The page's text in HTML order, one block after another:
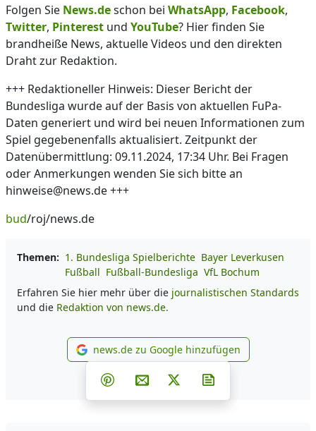
Folgen Sie News.deschon bei WhatsApp, Facebook,
Twitter, Pinterest und YouTube? Hier finden Sie
brandheiße News, aktuelle Videos und den direkten
Draht zur Redaktion.
+++ Redaktioneller Hinweis: Dieser Bericht der
Bundesliga wurde auf der Basis von aktuellen FuPa-
Daten generiert und wird bei neuen Informationen zum
Spiel gegebenenfalls aktualisiert. Zeitpunkt der
Datenübermittlung: 09.11.2024, 17:34 Uhr. Bei Fragen
oder Anmerkungen wenden Sie sich bitte an
hinweise@news.de +++
bud/roj/news.de
Themen: 1. Bundesliga Spielberichte Bayer Leverkusen
Fußball Fußball-Bundesliga VfL Bochum
Erfahren Sie hier mehr über die journalistischen Standards
und die Redaktion von news.de.
news.de zu Google
news.de zu Google hinzufügen
Teilen auf Facebook
Teilen auf Whatsapp
Teilen auf Telegram
Teilen auf Pinterest
Per E-Mail teilen
Post auf X